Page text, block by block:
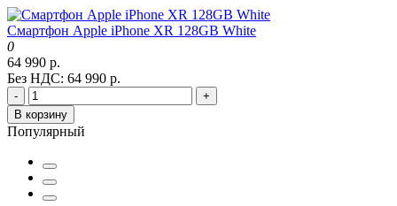
Смартфон Apple iPhone XR 128GB White
0
64 990 р.
Без НДС: 64 990 р.
-
+
В корзину
Популярный